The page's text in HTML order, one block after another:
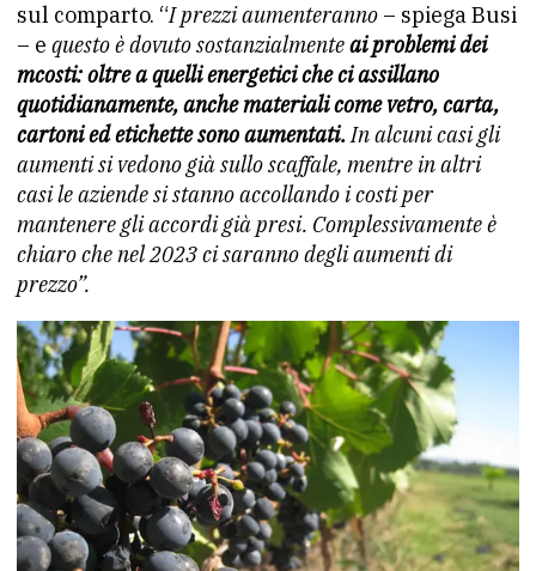
sul comparto. “I prezzi aumenteranno – spiega Busi
– e questo è dovuto sostanzialmenteai problemi dei
mcosti: oltre a quelli energetici che ci assillano
quotidianamente, anche materiali come vetro, carta,
cartoni edetichette sono aumentati.In alcuni casi gli
aumenti si vedono già sullo scaffale, mentre in altri
casi le aziende si stanno accollando i costi per
mantenere gli accordi già presi. Complessivamente è
chiaro che nel 2023 ci saranno degli aumenti di
prezzo”.